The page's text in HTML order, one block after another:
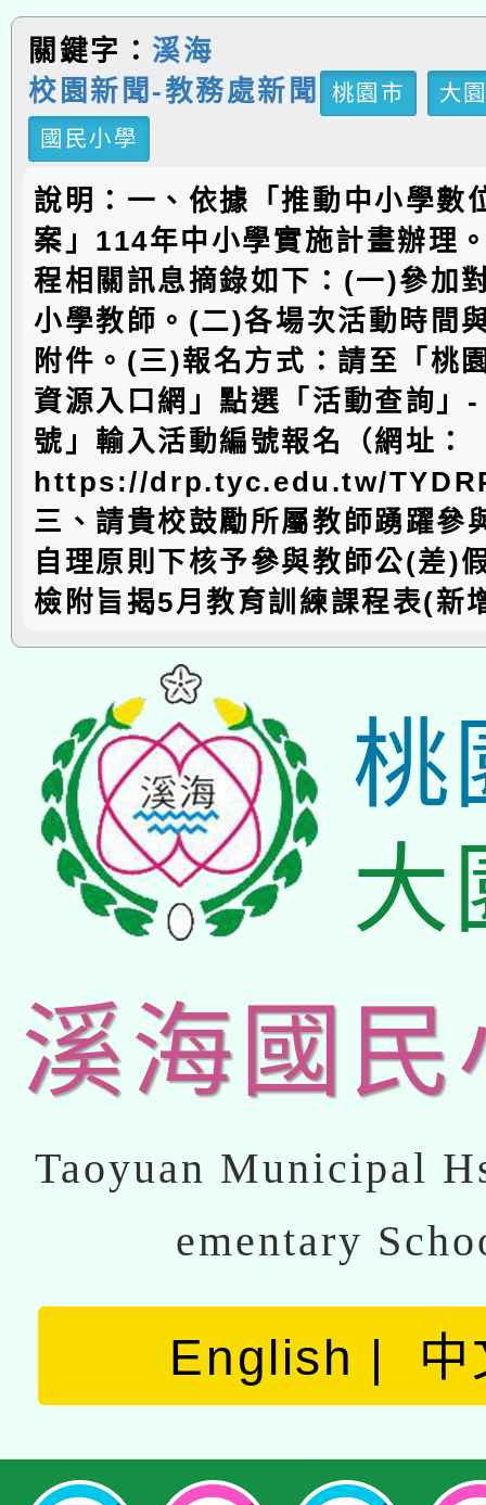
關鍵字： 溪海
校園新聞-教務處新聞
桃園市
大
國民小學
說明：一、依據「推動中小學數
案」114年中小學實施計畫辦理
程相關訊息摘錄如下：(一)參加
小學教師。(二)各場次活動時間
附件。(三)報名方式：請至「桃
資源入口網」點選「活動查詢」
號」輸入活動編號報名（網址：
https://drp.tyc.edu.tw/
三、請貴校鼓勵所屬教師踴躍參
自理原則下核予參與教師公(差)
檢附旨揭5月教育訓練課程表(新
桃
大
溪海國民
Taoyuan Municipal
ementary
English 中